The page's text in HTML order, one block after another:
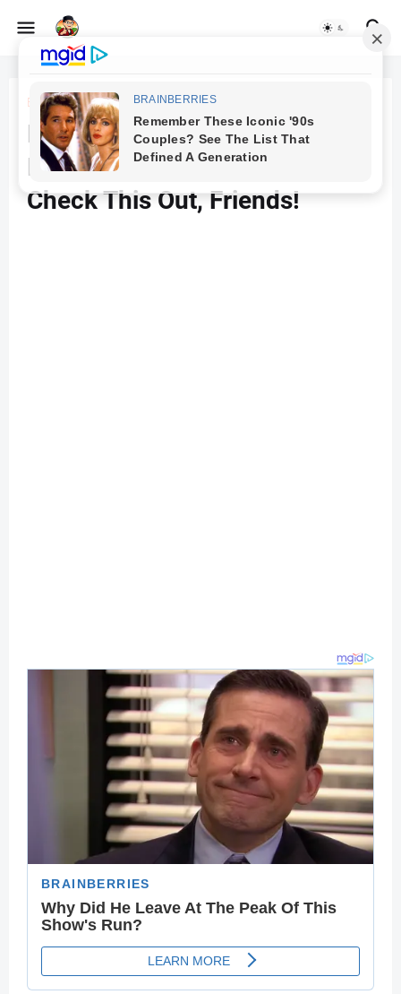
Beranda
Did You Know That Follett Has
Faster Turnaround Times?
Check This Out, Friends!